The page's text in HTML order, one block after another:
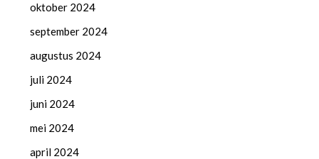
oktober 2024
september 2024
augustus 2024
juli 2024
juni 2024
mei 2024
april 2024